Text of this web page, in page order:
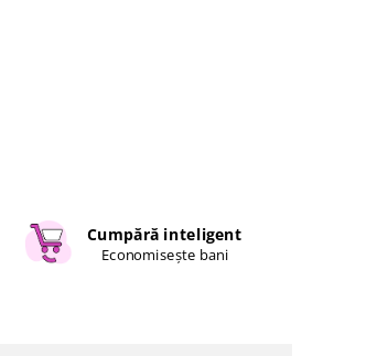
Cumpără inteligent
Economisește bani